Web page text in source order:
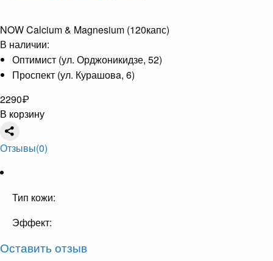
NOW Calcium & Magnesium (120капс)
В наличии:
Оптимист (ул. Орджоникидзе, 52)
Проспект (ул. Курашовa, 6)
2290₽
В корзину
Отзывы(0)
Тип кожи:
Эффект:
Оставить отзыв